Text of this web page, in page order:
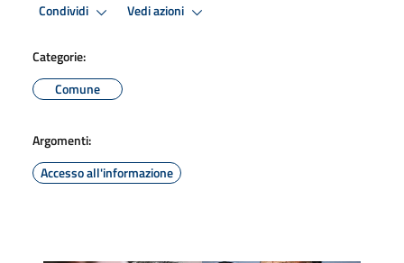
Condividi Vedi azioni
Categorie:
Comune
Argomenti:
Accesso all'informazione